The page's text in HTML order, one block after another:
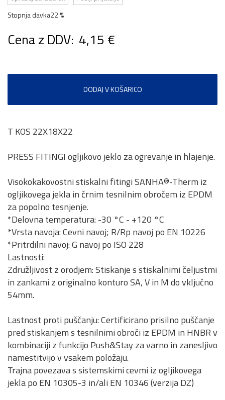
Stopnja davka22 %
Cena z DDV: 4,15 €
DODAJ V KOŠARICO
T KOS 22X18X22
PRESS FITINGI ogljikovo jeklo za ogrevanje in hlajenje.
Visokokakovostni stiskalni fitingi SANHA®-Therm iz
ogljikovega jekla in črnim tesnilnim obročem iz EPDM
za popolno tesnjenje.
*Delovna temperatura: -30 °C - +120 °C
*Vrsta navoja: Cevni navoj; R/Rp navoj po EN 10226
*Pritrdilni navoj: G navoj po ISO 228
Lastnosti:
Združljivost z orodjem: Stiskanje s stiskalnimi čeljustmi
in zankami z originalno konturo SA, V in M do vključno
54mm.
Lastnost proti puščanju: Certificirano prisilno puščanje
pred stiskanjem s tesnilnimi obroči iz EPDM in HNBR v
kombinaciji z funkcijo Push&Stay za varno in zanesljivo
namestitvijo v vsakem položaju.
Trajna povezava s sistemskimi cevmi iz ogljikovega
jekla po EN 10305-3 in/ali EN 10346 (verzija DZ)